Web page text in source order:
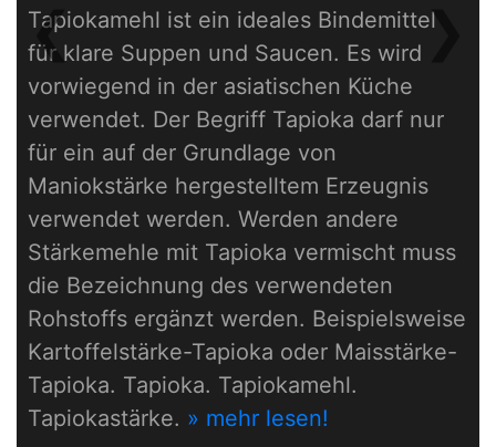
Tapiokamehl ist ein ideales Bindemittel
für klare Suppen und Saucen. Es wird
vorwiegend in der asiatischen Küche
verwendet. Der Begriff Tapioka darf nur
für ein auf der Grundlage von
Maniokstärke hergestelltem Erzeugnis
verwendet werden. Werden andere
Stärkemehle mit Tapioka vermischt muss
die Bezeichnung des verwendeten
Rohstoffs ergänzt werden. Beispielsweise
Kartoffelstärke-Tapioka oder Maisstärke-
Tapioka. Tapioka. Tapiokamehl.
Tapiokastärke. » mehr lesen!
❮Previous ❯